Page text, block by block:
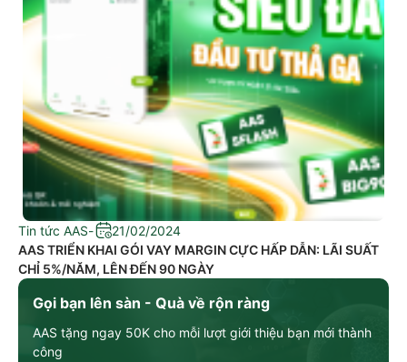
Gọi bạn lên sàn - Quà về rộn ràng
AAS tặng ngay 50K cho mỗi lượt giới thiệu bạn mới thành
công
Tin tức AAS-
21/02/2024
AAS TRIỂN KHAI GÓI VAY MARGIN CỰC HẤP DẪN: LÃI SUẤT
CHỈ 5%/NĂM, LÊN ĐẾN 90 NGÀY